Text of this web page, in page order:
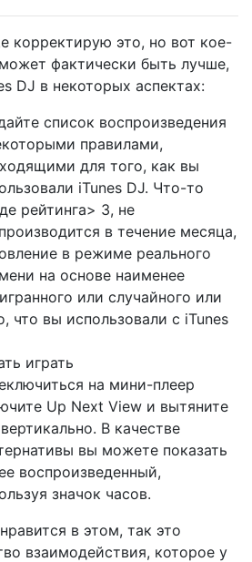
корректирую это, но вот кое-
фактически быть лучше,
DJ в некоторых аспектах:
список воспроизведения
правилами,
для того, как вы
iTunes DJ. Что-то
рейтинга> 3, не
в течение месяца,
в режиме реального
на основе наименее
или случайного или
что вы использовали с iTunes
играть
на мини-плеер
Up Next View и вытяните
В качестве
вы можете показать
воспроизведенный,
значок часов.
в этом, так это
взаимодействия, которое у